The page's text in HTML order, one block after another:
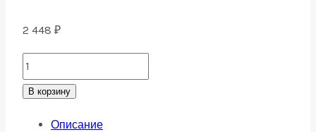
2 448 ₽
Концевая
сферическая
В корзину
Описание